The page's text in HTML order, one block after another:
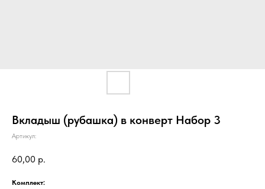
Вкладыш (рубашка) в конверт Набор 3
Артикул:
60,00 р.
Комплект: